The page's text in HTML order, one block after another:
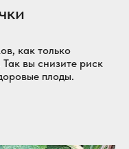
как только
вы снизите риск
плоды.